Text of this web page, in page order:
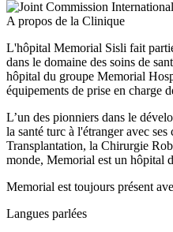
A propos de la Clinique
L'hôpital Memorial Sisli fait
dans le domaine des soins de
hôpital du groupe Memorial
équipements de prise en charge
L’un des pionniers dans le
la santé turc à l'étranger avec
Transplantation, la Chirurgie
monde, Memorial est un hôpital
Memorial est toujours présent
Langues parlées